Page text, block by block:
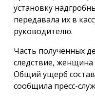
установку
передавала их в
руководителю.
Часть полученных
следствие,
Общий ущерб
сообщила пресс-